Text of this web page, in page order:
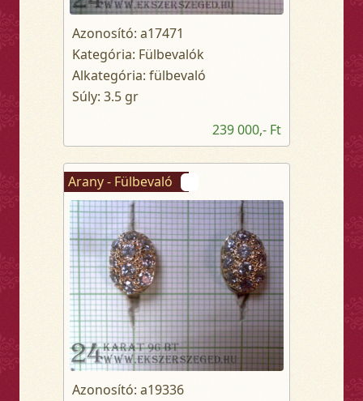
Azonosító: a17471
Kategória: Fülbevalók
Alkategória: fülbevaló
Súly: 3.5 gr
239 000,- Ft
Arany - Fülbevaló
Azonosító: a19336